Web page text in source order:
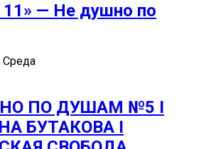
11» — Не душно по
Среда
ПО ДУШАМ №5 I
БУТАКОВА I